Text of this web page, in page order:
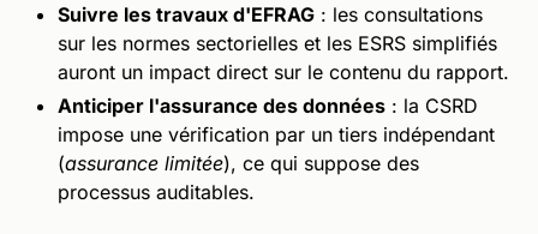
Suivre les travaux d'EFRAG : les consultations
sur les normes sectorielles et les ESRS simplifiés
auront un impact direct sur le contenu du rapport.
Anticiper l'assurance des données : la CSRD
impose une vérification par un tiers indépendant
(assurance limitée), ce qui suppose des
processus auditables.